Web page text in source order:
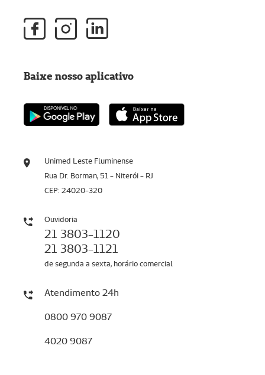
Unimed Leste Fluminense
Rua Dr. Borman, 51 - Niterói - RJ
CEP: 24020-320
Ouvidoria
21 3803-1120
21 3803-1121
de segunda a sexta, horário comercial
Atendimento 24h
0800 970 9087
4020 9087
Baixe nosso aplicativo